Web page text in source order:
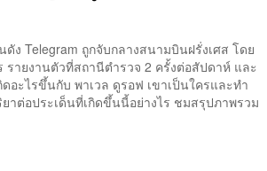
ง Telegram ถูกจับกลางสนามบินฝรั่งเศส โดย
รายงานตัวที่สถานีตำรวจ 2 ครั้งต่อสัปดาห์ และ
อะไรขึ้นกับ พาเวล ดูรอฟ เขาเป็นใครและทำ
าต่อประเด็นที่เกิดขึ้นนี้อย่างไร ชมสรุปภาพรวม